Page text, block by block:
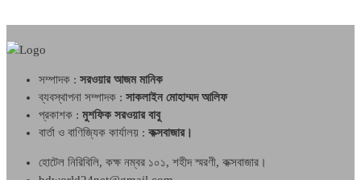
সম্পাদক : সরওয়ার আজম মানিক
ব্যবস্থাপনা সম্পাদক : সাকলাইন মোহাম্মদ আলিফ
প্রকাশক : মুশফিক সরওয়ার বাবু
বার্তা ও বাণিজ্যিক কার্যালয় : কক্সবাজার।
হোটেল নিরিবিলি, কক্ষ নম্বর ১০১, শহীদ স্মরণী, কক্সবাজার।